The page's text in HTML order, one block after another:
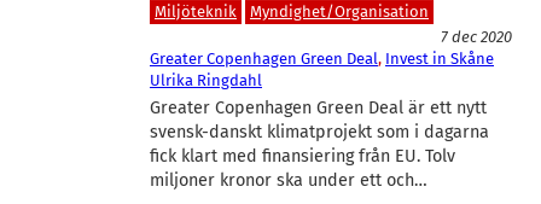
Miljöteknik
Myndighet/Organisation
7 dec 2020
Greater Copenhagen Green Deal, Invest in Skåne
Ulrika Ringdahl
Greater Copenhagen Green Deal är ett nytt
svensk-danskt klimatprojekt som i dagarna
fick klart med finansiering från EU. Tolv
miljoner kronor ska under ett och…